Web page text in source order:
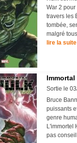
War 2
travers les
tombée,
malgré
lire la suite
Immortal
Sortie le
Bruce
puissants
genre
L'immortel
pas